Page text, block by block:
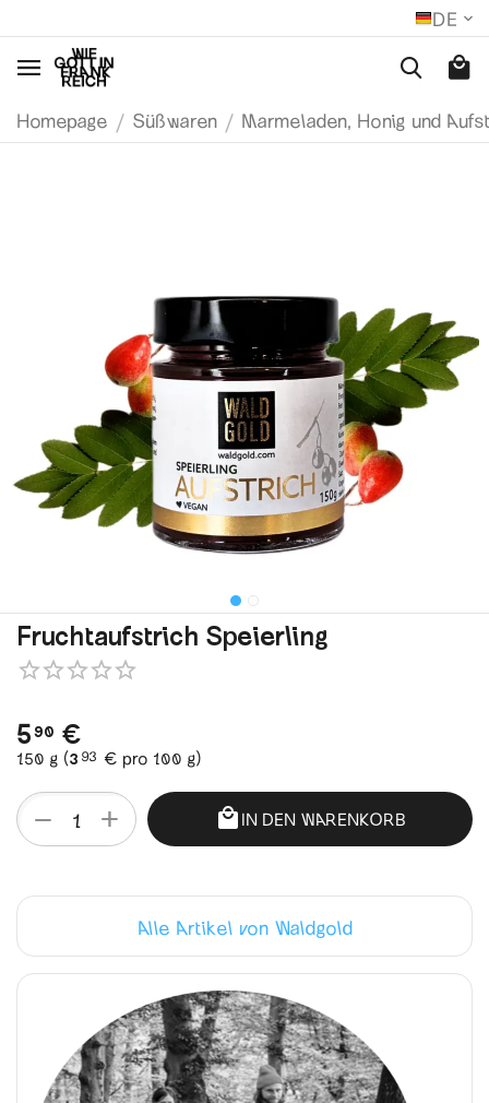
DE
Homepage / Süßwaren / Marmeladen, Honig und
Fruchtaufstrich Speierling
590 €
150 g (3 93 € pro 100 g)
+
− IN DEN WARENKORB
Alle Artikel von Waldgold